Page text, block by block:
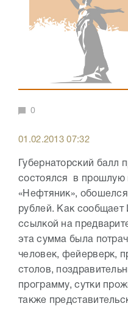
0
01.02.2013 07:32
Губернаторский балл
состоялся в прошлую
«Нефтяник»,
рублей. Как сообщает
ссылкой на
эта сумма была
человек, фейерверк,
столов,
программу, сутки
также